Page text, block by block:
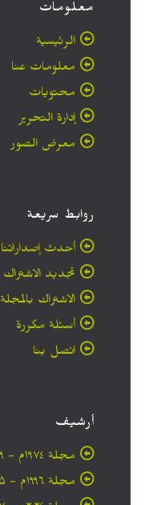
معلومات
الرئيسية
معلومات عنا
محتويات
إدارة التحرير
معرض الصور
روابط سريعة
أحدث إصداراتنا
تجديد الاشتراك
الاشتراك بالمجلة
أسئلة مكررة
اتصل بنا
أرشيف
مجلة ۱۹۷٤م - ١٩٥٩م
مجلة ۱۹۹٦م - ۱۹۷۵م